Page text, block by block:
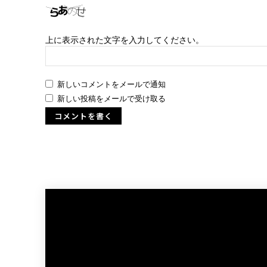
上に表示された文字を入力してください。
新しいコメントをメールで通知
新しい投稿をメールで受け取る